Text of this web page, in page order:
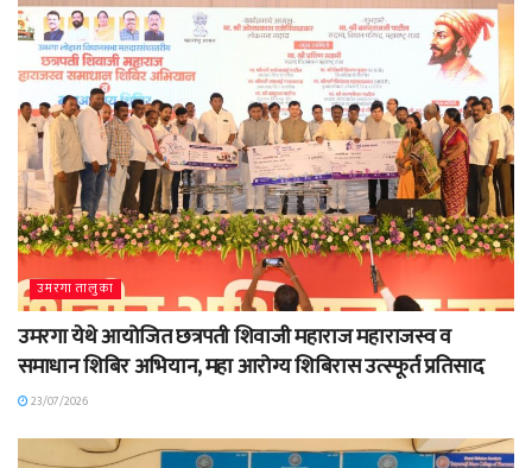
उमरगा तालुका
उमरगा येथे आयोजित छत्रपती शिवाजी महाराज महाराजस्व व
समाधान शिबिर अभियान, महा आरोग्य शिबिरास उत्स्फूर्त प्रतिसाद
23/07/2026